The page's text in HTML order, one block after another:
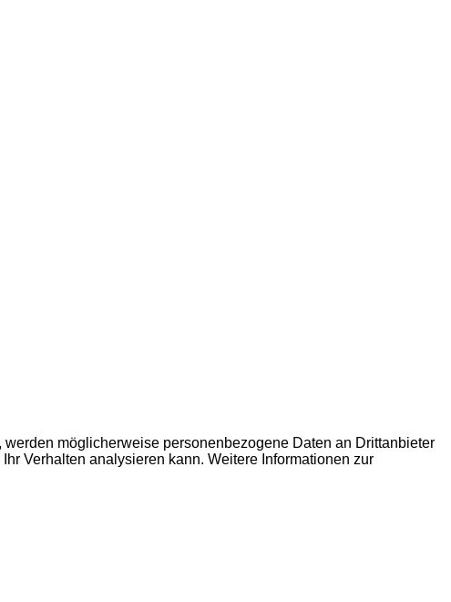
möglicherweise personenbezogene Daten an Drittanbieter
Verhalten analysieren kann. Weitere Informationen zur